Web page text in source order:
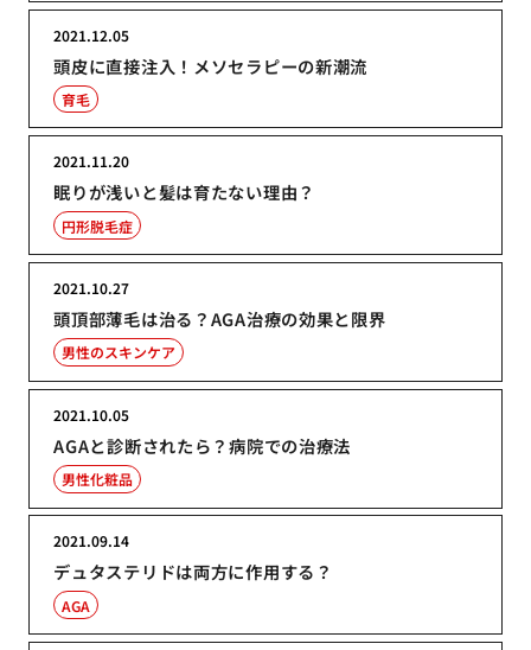
頭皮に直接注入！メソセラピーの新潮流
2021.12.05
育毛
眠りが浅いと髪は育たない理由？
2021.11.20
円形脱毛症
頭頂部薄毛は治る？AGA治療の効果と限界
2021.10.27
男性のスキンケア
AGAと診断されたら？病院での治療法
2021.10.05
男性化粧品
デュタステリドは両方に作用する？
2021.09.14
AGA